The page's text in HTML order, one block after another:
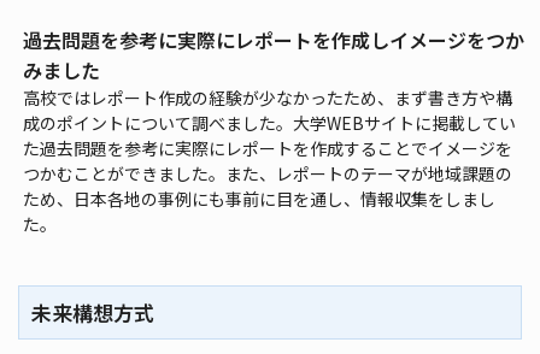
過去問題を参考に実際にレポートを作成しイメージをつか
みました
高校ではレポート作成の経験が少なかったため、まず書き方や構
成のポイントについて調べました。大学WEBサイトに掲載してい
た過去問題を参考に実際にレポートを作成することでイメージを
つかむことができました。また、レポートのテーマが地域課題の
ため、日本各地の事例にも事前に目を通し、情報収集をしまし
た。
未来構想方式